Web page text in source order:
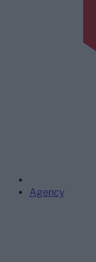
Agency